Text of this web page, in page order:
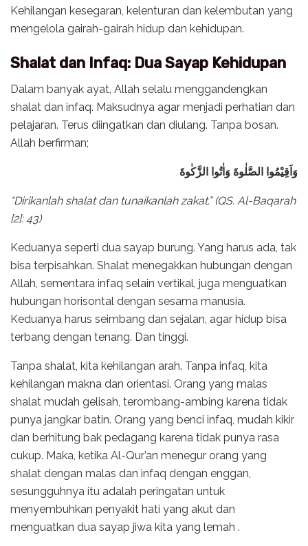
Kehilangan kesegaran, kelenturan dan kelembutan yang
mengelola gairah-gairah hidup dan kehidupan.
Shalat dan Infaq: Dua Sayap Kehidupan
Dalam banyak ayat, Allah selalu menggandengkan
shalat dan infaq. Maksudnya agar menjadi perhatian dan
pelajaran. Terus diingatkan dan diulang. Tanpa bosan.
Allah berfirman;
وَاَقِيْمُوا الصَّلٰوةَ وَاٰتُوا الزَّكٰوةَ
“Dirikanlah shalat dan tunaikanlah zakat.” (QS. Al-Baqarah
[2]: 43)
Keduanya seperti dua sayap burung. Yang harus ada, tak
bisa terpisahkan. Shalat menegakkan hubungan dengan
Allah, sementara infaq selain vertikal, juga menguatkan
hubungan horisontal dengan sesama manusia.
Keduanya harus seimbang dan sejalan, agar hidup bisa
terbang dengan tenang. Dan tinggi.
Tanpa shalat, kita kehilangan arah. Tanpa infaq, kita
kehilangan makna dan orientasi. Orang yang malas
shalat mudah gelisah, terombang-ambing karena tidak
punya jangkar batin. Orang yang benci infaq, mudah kikir
dan berhitung bak pedagang karena tidak punya rasa
cukup. Maka, ketika Al-Qur’an menegur orang yang
shalat dengan malas dan infaq dengan enggan,
sesungguhnya itu adalah peringatan untuk
menyembuhkan penyakit hati yang akut dan
menguatkan dua sayap jiwa kita yang lemah .